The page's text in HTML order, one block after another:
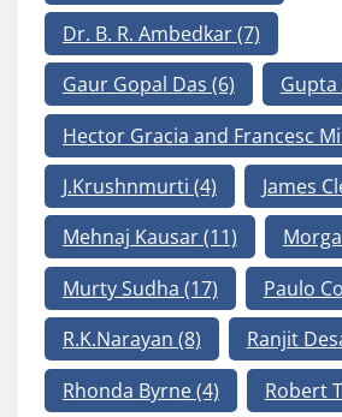
Dr. B. R. Ambedkar(7)
Gaur Gopal Das (6) Gupta
Hector Gracia and Francesc
J.Krushnmurti (4) James
Mehnaj Kausar(11)
Murty Sudha (17) Paulo
R.K.Narayan (8) Ranjit
Rhonda Byrne(4) Robert